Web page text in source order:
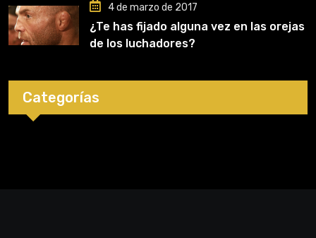
4 de marzo de 2017
¿Te has fijado alguna vez en las orejas
de los luchadores?
Categorías